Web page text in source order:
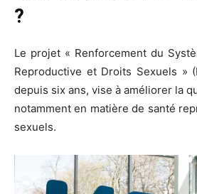
?
Le projet « Renforcement du
Reproductive et Droits Sexuels »
depuis six ans, vise à améliorer la
notamment en matière de santé
sexuels.